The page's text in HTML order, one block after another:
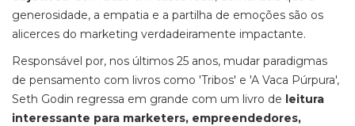
generosidade, a empatia e a partilha de emoções são os
alicerces do marketing verdadeiramente impactante.
Responsável por, nos últimos 25 anos, mudar paradigmas
de pensamento com livros como 'Tribos' e 'A Vaca Púrpura',
Seth Godin regressa em grande com um livro de leitura
interessante para marketers, empreendedores,